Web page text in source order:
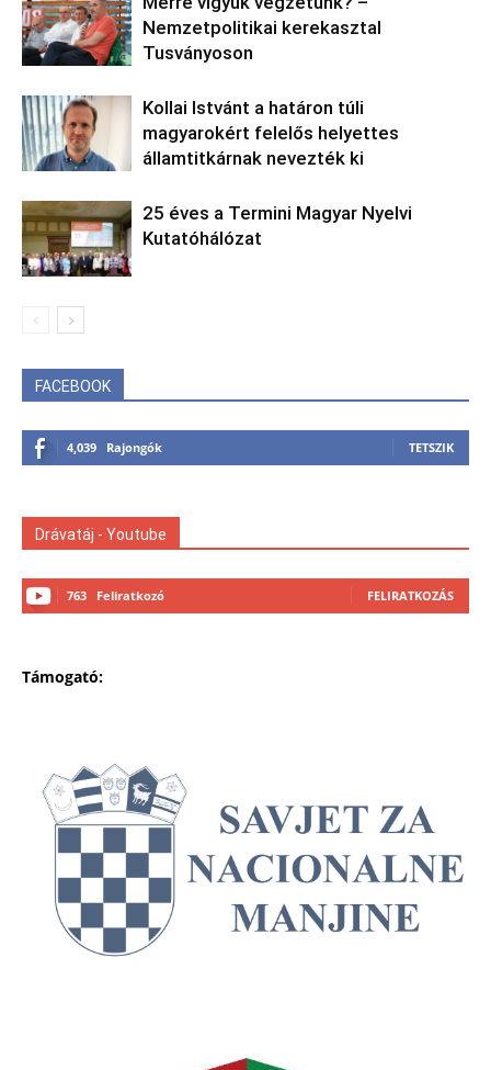
Nemzetpolitikai kerekasztal
Tusványoson
Kollai Istvánt a határon túli
magyarokért felelős helyettes
államtitkárnak nevezték ki
25 éves a Termini Magyar Nyelvi
Kutatóhálózat
FACEBOOK
4,039 Rajongók TETSZIK
Drávatáj - Youtube
763 Feliratkozó FELIRATKOZÁS
Támogató: